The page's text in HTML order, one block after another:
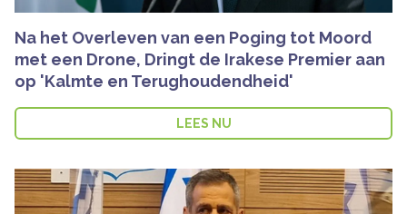
Na het Overleven van een Poging tot Moord
met een Drone, Dringt de Irakese Premier aan
op 'Kalmte en Terughoudendheid'
LEES NU